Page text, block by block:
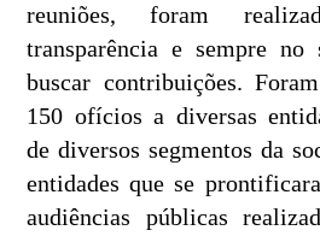
reuniões, foram
transparência e sempre
buscar contribuições.
150 ofícios a diversas
de diversos segmentos da
entidades que se
audiências públicas